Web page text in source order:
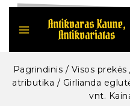
Pagrindinis / Visos prekės
atributika / Girlianda
vnt.